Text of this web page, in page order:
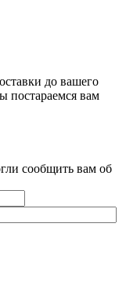
до вашего
постараемся вам
сообщить вам об